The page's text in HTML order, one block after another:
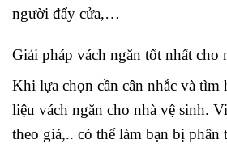
người đẩy cửa,…
Giải pháp vách ngăn tốt nhất cho
Khi lựa chọn cần cân nhắc và tìm
liệu vách ngăn cho nhà vệ sinh.
theo giá,.. có thể làm bạn bị